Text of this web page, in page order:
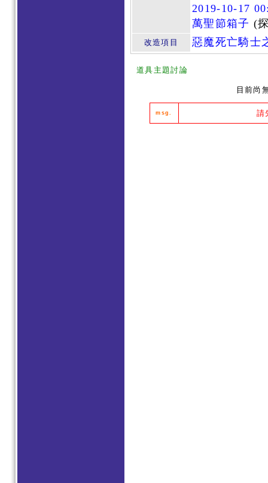
2019-10-17
萬聖節箱子 (
改造項目 惡魔死亡騎士
道具主題討論
目前尚
msg. 請